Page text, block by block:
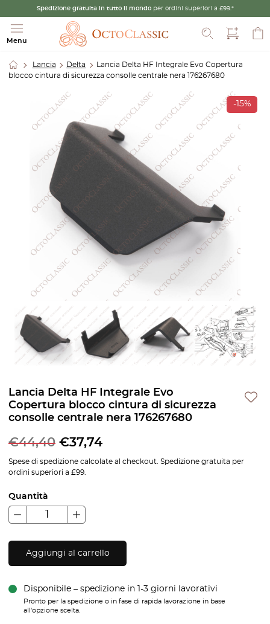
Spedizione gratuita in tutto il mondo per ordini superiori a £99.*
Menu
Cerca
Lancia Delta
Lancia Delta HF Integrale Evo Copertura
blocco cintura di sicurezza consolle centrale nera 176267680
-15%
Lancia Delta HF Integrale Evo
Copertura blocco cintura di sicurezza
consolle centrale nera 176267680
€44,40 €37,74
Spese di spedizione calcolate al checkout. Spedizione gratuita per
ordini superiori a £99.
Quantità
Aggiungi al carrello
Disponibile – spedizione in 1-3 giorni lavorativi
Pronto per la spedizione o in fase di rapida lavorazione in base
all'opzione scelta.